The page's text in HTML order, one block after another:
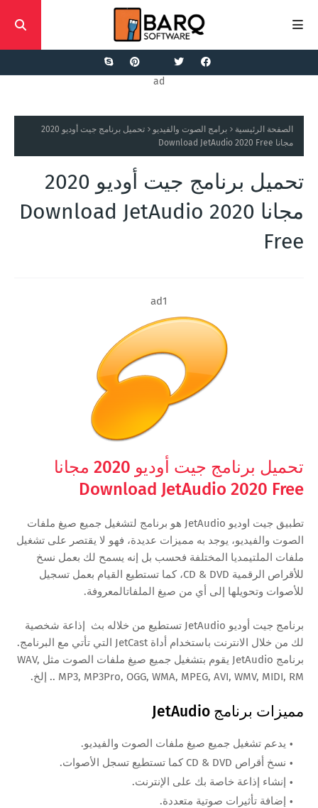
ad
الصفحة الرئيسية برامج الصوت والفيديو
تحميل برنامج جيت أوديو 2020
مجانا Download JetAudio 2020 Free
تحميل برنامج جيت أوديو 2020
مجانا Download JetAudio 2020
Free
ad1
تحميل برنامج جيت أوديو 2020 مجانا
Download JetAudio 2020 Free
تطبيق جيت اوديو JetAudio هو برنامج لتشغيل جميع صيغ ملفات
الصوت والفيديو، يوجد به مميزات عديدة، فهو لا يقتصر على تشغيل
ملفات الملتيمديا المختلفة فحسب بل إنه يسمح لك بعمل نسخ
للأقراص الرقمية CD & DVD، كما تستطيع القيام بعمل تسجيل
للأصوات وتحويلها إلى أي من صيغ الملفاتالمعروفة.
برنامج جيت أوديو JetAudio تستطيع من خلاله بث إذاعة شخصية
لك من خلال الانترنت باستخدام أداة JetCast التي تأتي مع البرنامج.
برنامج JetAudio يقوم بتشغيل جميع صيغ ملفات الصوت مثل WAV,
MP3, MP3Pro, OGG, WMA, MPEG, AVI, WMV, MIDI, RM .. إلخ.
مميزات برنامج JetAudio
يدعم تشغيل جميع صيغ ملفات الصوت والفيديو.
نسخ أقراص CD & DVD كما تستطيع تسجل الأصوات.
إنشاء إذاعة خاصة بك على الإنترنت.
إضافة تأثيرات صوتية متعددة.